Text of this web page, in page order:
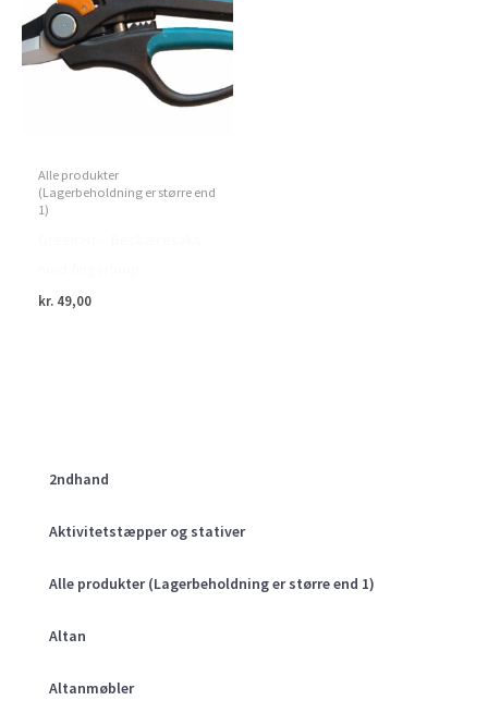
2ndhand
Aktivitetstæpper og stativer
Alle produkter (Lagerbeholdning er større end 1)
Altan
Altanmøbler
Alle produkter
(Lagerbeholdning er større end
1)
kr. 49,00